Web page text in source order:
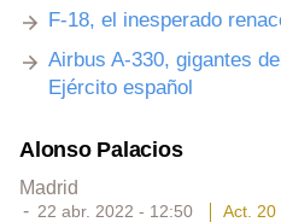
F-18, el inesperado
Airbus A-330, gigantes
Ejército español
Alonso Palacios
Madrid
22 abr. 2022 - 12:50 Act. 20